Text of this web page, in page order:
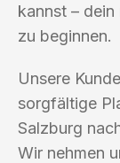
kannst –
zu beginnen.
Unsere
sorgfältige
Salzburg
Wir nehmen